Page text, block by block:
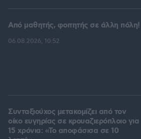
Από μαθητής, φοιτητής σε άλλη πόλη!
06.08.2026, 10:52
Συνταξιούχος μετακομίζει από τον
οίκο ευγηρίας σε κρουαζιερόπλοιο για
15 χρόνια: «Το αποφάσισα σε 10